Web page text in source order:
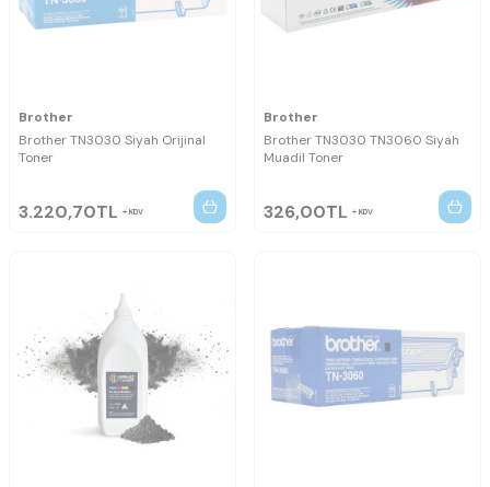
Brother
Brother TN3030 Siyah Orijinal
Toner
3.220,70TL KDV
Brother
Brother TN3030 TN3060 Siyah
Muadil Toner
326,00TL KDV